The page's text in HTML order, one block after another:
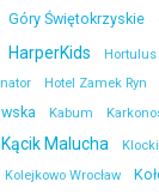
Góry Świętokrzyskie
HarperKids Hortulus
Hotel Zamek Ryn
Kabum
Kącik Malucha Klocki
Kolejkowo Wrocław